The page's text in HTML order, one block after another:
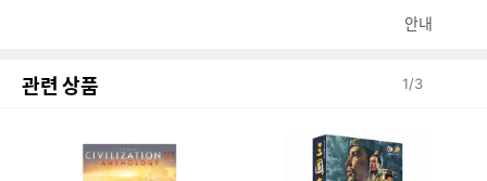
안내
관련 상품 1/3